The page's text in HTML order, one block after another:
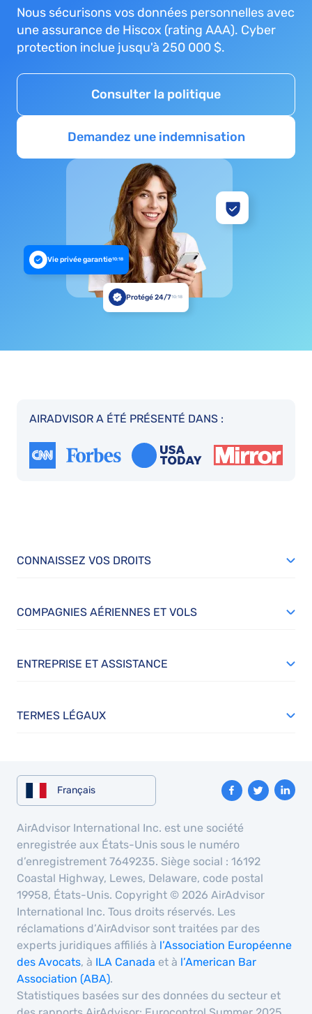
Nous sécurisons vos données personnelles avec
une assurance de Hiscox (rating AAA). Cyber
protection inclue jusqu'à 250 000 $.
Consulter la politique
Demandez une indemnisation
Vie privée garantie10:18
Protégé 24/710:18
AIRADVISOR A ÉTÉ PRÉSENTÉ DANS :
CONNAISSEZ VOS DROITS
COMPAGNIES AÉRIENNES ET VOLS
ENTREPRISE ET ASSISTANCE
TERMES LÉGAUX
Français
AirAdvisor International Inc. est une société
enregistrée aux États-Unis sous le numéro
d’enregistrement 7649235. Siège social : 16192
Coastal Highway, Lewes, Delaware, code postal
19958, États-Unis. Copyright © 2026 AirAdvisor
International Inc. Tous droits réservés. Les
réclamations d’AirAdvisor sont traitées par des
experts juridiques affiliés à l’Association Européenne
des Avocats, à ILA Canada et à l’American Bar
Association (ABA).
Statistiques basées sur des données du secteur et